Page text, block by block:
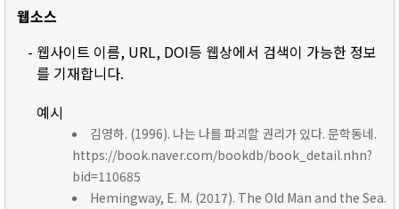
웹소스
- 웹사이트 이름, URL, DOI등 웹상에서 검색이 가능한 정보
를 기재합니다.
예시
김영하. (1996). 나는 나를 파괴할 권리가 있다. 문학동네.
https://book.naver.com/bookdb/book_detail.nhn?
bid=110685
Hemingway, E. M. (2017). The Old Man and the Sea.